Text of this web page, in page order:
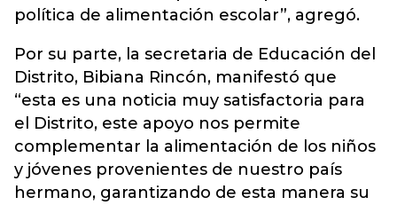
política de alimentación escolar”, agregó.
Por su parte, la secretaria de Educación del
Distrito, Bibiana Rincón, manifestó que
“esta es una noticia muy satisfactoria para
el Distrito, este apoyo nos permite
complementar la alimentación de los niños
y jóvenes provenientes de nuestro país
hermano, garantizando de esta manera su